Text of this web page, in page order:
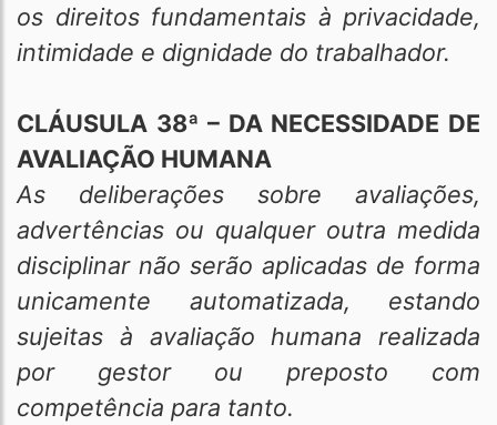
os direitos fundamentais à privacidade,
intimidade e dignidade do trabalhador.
CLÁUSULA 38ª – DA NECESSIDADE DE
AVALIAÇÃO HUMANA
As deliberações sobre avaliações,
advertências ou qualquer outra medida
disciplinar não serão aplicadas de forma
unicamente automatizada, estando
sujeitas à avaliação humana realizada
por gestor ou preposto com
competência para tanto.